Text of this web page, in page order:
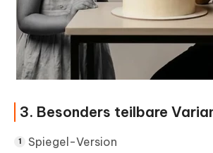
3. Besonders teilbare
Spiegel-Version